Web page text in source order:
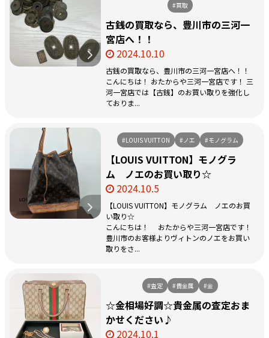
#買取
古銭の買取なら、豊川市の三河一
宮店へ！！
2024.10.10
古銭の買取なら、豊川市の三河一宮店へ！！
こんにちは！ おたからや三河一宮店です！ 三
河一宮店では【古銭】のお買い取りを強化し
ておりま...
#LOUIS VUITTON #ノエ #モノグラム
【LOUIS VUITTON】モノグラ
ム ノエのお買い取り☆
2024.10.5
【LOUIS VUITTON】モノグラム ノエのお買
い取り☆
こんにちは！ おたからや三河一宮店です！
豊川市のお客様よりヴィトンのノエをお買い
取りをさ...
#査定 #貴金属 #金
☆金相場好調☆貴金属の査定おま
かせください♪
2024.10.1